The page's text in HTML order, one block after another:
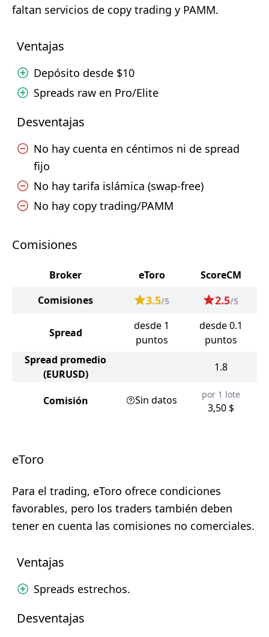
faltan servicios de copy trading y PAMM.
Ventajas
Depósito desde $10
Spreads raw en Pro/Elite
Desventajas
No hay cuenta en céntimos ni de spread
fijo
No hay tarifa islámica (swap-free)
No hay copy trading/PAMM
Comisiones
Broker eToro
ScoreCM
Comisiones
3.5/5 2.5/5
Spread
desde 1
puntos
desde 0.1
puntos
Spread promedio
(EURUSD)
1.8
Comisión Sin datos por 1 lote
3,50 $
eToro
Para el trading, eToro ofrece condiciones
favorables, pero los traders también deben
tener en cuenta las comisiones no comerciales.
Ventajas
Spreads estrechos.
Desventajas